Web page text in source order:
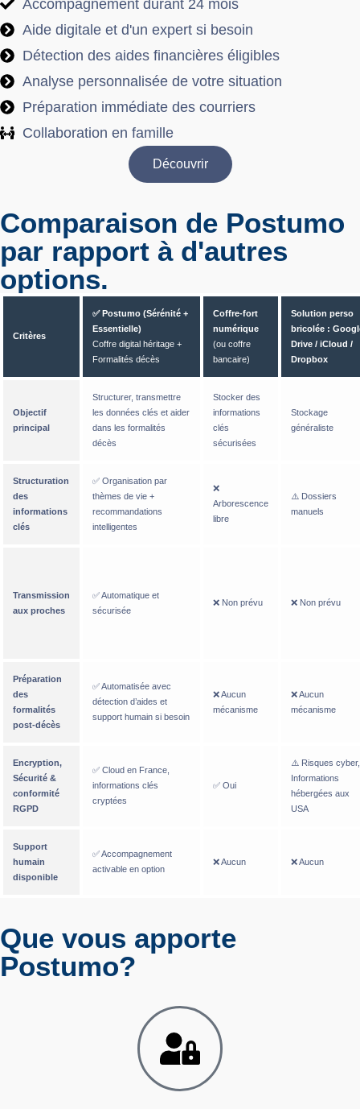
Accompagnement durant 24 mois
Aide digitale et d'un expert si besoin
Détection des aides financières éligibles
Analyse personnalisée de votre situation
Préparation immédiate des courriers
Collaboration en famille
Découvrir
Comparaison de Postumo
par rapport à d'autres
options.
Critères
✅ Postumo (Sérénité +
Essentielle)
Coffre digital héritage +
Formalités décès
Coffre-fort
numérique
(ou coffre
bancaire)
Solution perso
bricolée :
Drive / iCloud /
Dropbox
Objectif
principal
Structurer, transmettre
les données clés et aider
dans les formalités
décès
Stocker des
informations
clés
sécurisées
Stockage
généraliste
Structuration
des
informations
clés
✅ Organisation par
thèmes de vie +
recommandations
intelligentes
❌
Arborescence
libre
⚠️ Dossiers
manuels
Transmission
aux proches
✅ Automatique et
sécurisée
❌ Non prévu ❌ Non prévu
Préparation
des
formalités
post-décès
✅ Automatisée avec
détection d’aides et
support humain si besoin
❌ Aucun
mécanisme
❌ Aucun
mécanisme
Encryption,
Sécurité &
conformité
RGPD
✅ Cloud en France,
informations clés
cryptées
✅ Oui
⚠️ Risques cyber,
Informations
hébergées aux
USA
Support
humain
disponible
✅ Accompagnement
activable en option
❌ Aucun ❌ Aucun
Que vous apporte
Postumo?